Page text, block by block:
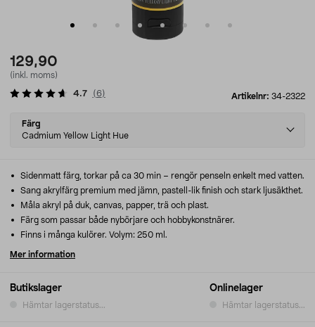
129,90
(inkl. moms)
Artikelnr: 34-2322
4.7 (6)
Select
variant
Färg
Cadmium Yellow Light Hue
Butikslager
Hämtar lagerstatus...
Onlinelager
Hämtar lagerstatus...
Sidenmatt färg, torkar på ca 30 min – rengör penseln enkelt med vatten.
Sang akrylfärg premium med jämn, pastell-lik finish och stark ljusäkthet.
Måla akryl på duk, canvas, papper, trä och plast.
Färg som passar både nybörjare och hobbykonstnärer.
Finns i många kulörer. Volym: 250 ml.
Mer information